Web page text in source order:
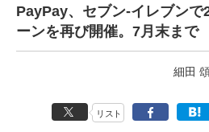
PayPay、セブン-イレブンで
ーンを再び開催。7月末まで
細田
リスト